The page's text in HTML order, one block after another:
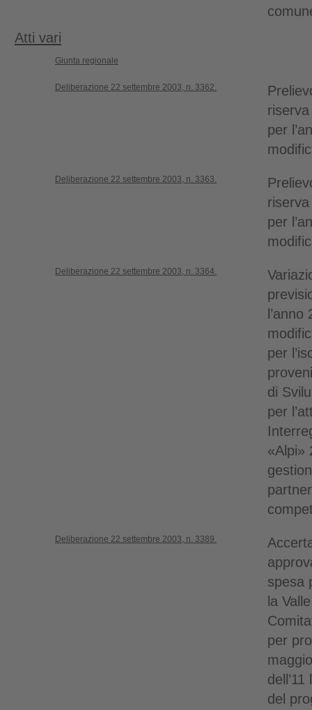
Atti vari
Giunta regionale
Deliberazione 22 settembre 2003, n. 3362.
per
Deliberazione 22 settembre 2003, n. 3363.
per
Deliberazione 22 settembre 2003, n. 3364.
per
di
per
«Alpi»
Deliberazione 22 settembre 2003, n. 3389.
spesa
la
per
del